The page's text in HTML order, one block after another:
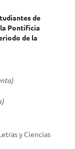
de
Pontificia
de la
y Ciencias